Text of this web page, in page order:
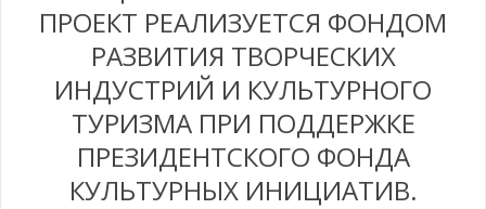
ПРОЕКТ РЕАЛИЗУЕТСЯ ФОНДОМ
РАЗВИТИЯ ТВОРЧЕСКИХ
ИНДУСТРИЙ И КУЛЬТУРНОГО
ТУРИЗМА ПРИ ПОДДЕРЖКЕ
ПРЕЗИДЕНТСКОГО ФОНДА
КУЛЬТУРНЫХ ИНИЦИАТИВ.